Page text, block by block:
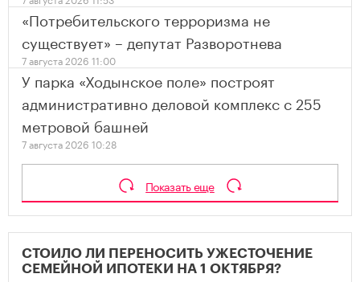
«Потребительского терроризма не
существует» – депутат Разворотнева
7 августа 2026 11:00
У парка «Ходынское поле» построят
административно деловой комплекс с 255
метровой башней
7 августа 2026 10:28
Показать еще
СТОИЛО ЛИ ПЕРЕНОСИТЬ УЖЕСТОЧЕНИЕ
СЕМЕЙНОЙ ИПОТЕКИ НА 1 ОКТЯБРЯ?